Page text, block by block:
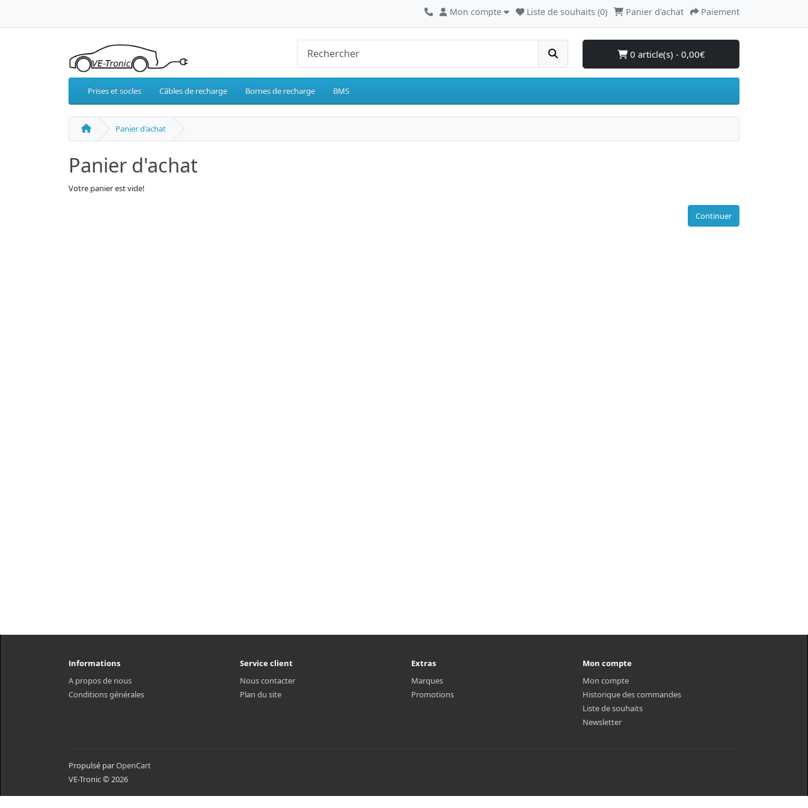
Mon compte Liste de souhaits (0) Panier d'achat Paiement
0 article(s) - 0,00€
Prises et socles Câbles de recharge Bornes de recharge BMS
Panier d'achat
Panier d'achat
Votre panier est vide!
Continuer
Informations
A propos de nous
Conditions générales
Service client
Nous contacter
Plan du site
Extras
Marques
Promotions
Mon compte
Mon compte
Historique des commandes
Liste de souhaits
Newsletter
Propulsé parOpenCart
VE-Tronic © 2026